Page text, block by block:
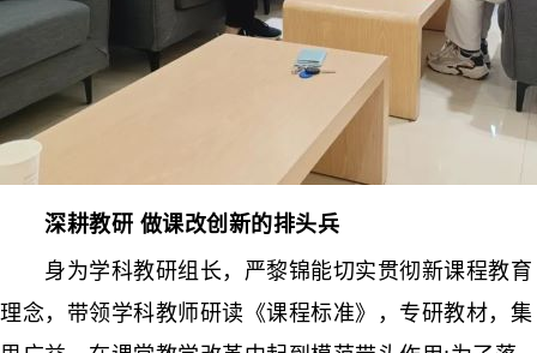
深耕教研 做课改创新的排头兵
身为学科教研组长，严黎锦能切实贯彻新课程教育
理念，带领学科教师研读《课程标准》，专研教材，集